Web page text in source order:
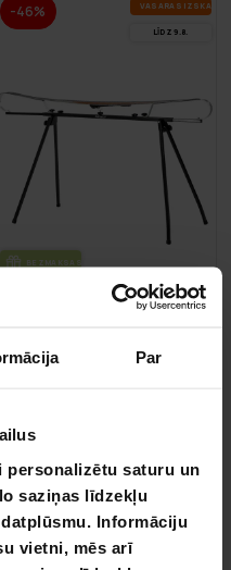
Par
personalizētu saturu un
saziņas līdzekļu
Informāciju
vietni, mēs arī
-46% VA­SA­RAS IZ­SKA­ŅA
LĪDZ 9.8.
BEZ­MAK­SAS PIE­GĀ­DE
React slēpošanas vaska
€
piegādes sākas 30.09.2026
1